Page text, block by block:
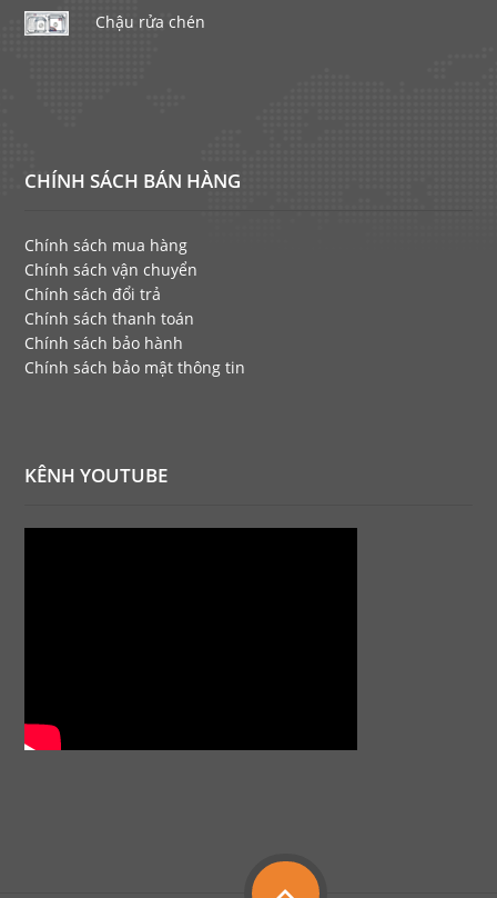
Chậu rửa chén
CHÍNH SÁCH BÁN HÀNG
Chính sách mua hàng
Chính sách vận chuyển
Chính sách đổi trả
Chính sách thanh toán
Chính sách bảo hành
Chính sách bảo mật thông tin
KÊNH YOUTUBE